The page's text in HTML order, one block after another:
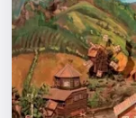
Спорт
События